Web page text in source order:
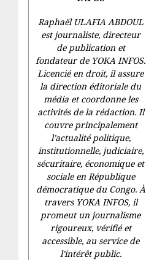
Raphaël ULAFIA ABDOUL
est journaliste, directeur
de publication et
fondateur de YOKA INFOS.
Licencié en droit, il assure
la direction éditoriale du
média et coordonne les
activités de la rédaction. Il
couvre principalement
l’actualité politique,
institutionnelle, judiciaire,
sécuritaire, économique et
sociale en République
démocratique du Congo. À
travers YOKA INFOS, il
promeut un journalisme
rigoureux, vérifié et
accessible, au service de
l’intérêt public.